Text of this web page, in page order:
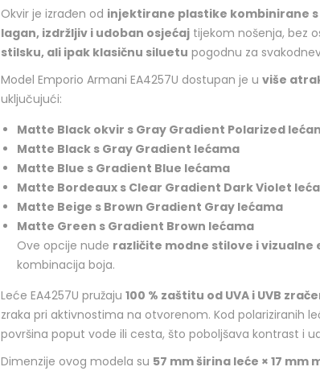
Okvir je izrađen od injektirane plastike kombinirane
lagan, izdržljiv i udoban osjećaj tijekom nošenja, bez
stilsku, ali ipak klasičnu siluetu pogodnu za
Model Emporio Armani EA4257U dostupan je u više
uključujući:
Matte Black okvir s Gray Gradient Polarized
Matte Black s Gray Gradient lećama
Matte Blue s Gradient Blue lećama
Matte Bordeaux s Clear Gradient Dark Violet
Matte Beige s Brown Gradient Gray lećama
Matte Green s Gradient Brown lećama
Ove opcije nude različite modne stilove i vizualne
kombinacija boja.
Leće EA4257U pružaju 100 % zaštitu od UVA i UVB
zraka pri aktivnostima na otvorenom. Kod polariziranih
površina poput vode ili cesta, što poboljšava kontrast i
Dimenzije ovog modela su 57 mm širina leće × 17 mm